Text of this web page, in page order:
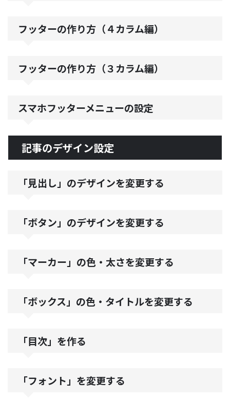
フッターの作り方（４カラム編）
フッターの作り方（３カラム編）
スマホフッターメニューの設定
記事のデザイン設定
「見出し」のデザインを変更する
「ボタン」のデザインを変更する
「マーカー」の色・太さを変更する
「ボックス」の色・タイトルを変更する
「目次」を作る
「フォント」を変更する